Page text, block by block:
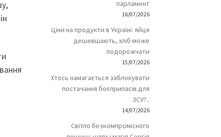
парламент
16/07/2026
Ціни на продукти в Україні: яйця
дешевшають, хліб може
подорожчати
15/07/2026
Хтось намагається заблокувати
постачання боєприпасів для
ЗСУ?..
14/07/2026
Світло безкомпромісного